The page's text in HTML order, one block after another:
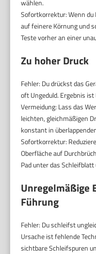
wählen.
Sofortkorrektur: Wenn
auf feinere Körnung und
Teste vorher an einer
Zu hoher Druck
Fehler: Du drückst das
oft Ungeduld. Ergebnis
Vermeidung: Lass das
leichten, gleichmäßigen
konstant in
Sofortkorrektur:
Oberfläche auf
Pad unter das
Unregelmäßige
Führung
Fehler: Du schleifst
Ursache ist fehlende
sichtbare Schleifspuren